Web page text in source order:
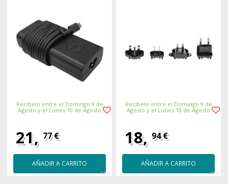
Recíbelo entre el Domingo 9 de
Agosto y el Lunes 10 de Agosto
21, 77 €
AÑADIR A CARRITO
54583
Recíbelo entre el Domingo 9 de
Agosto y el Lunes 10 de Agosto
18, 94 €
AÑADIR A CARRITO
46812